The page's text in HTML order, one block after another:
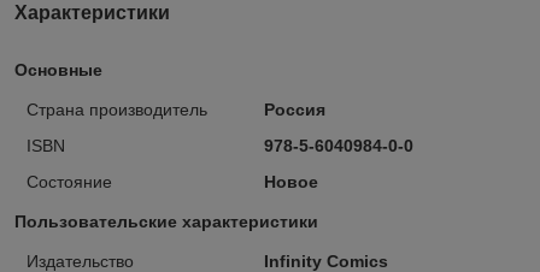
Характеристики
Основные
Страна производитель
Россия
ISBN
978-5-6040984-0-0
Состояние
Новое
Пользовательские характеристики
Издательство
Infinity Comics